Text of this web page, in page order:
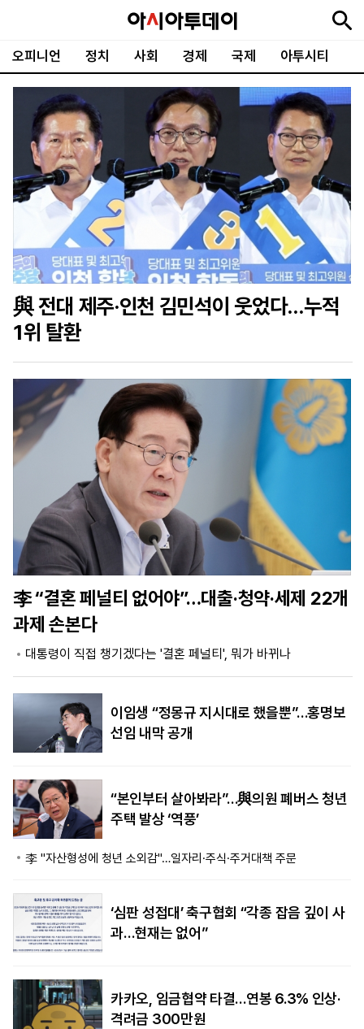
오피니언 정치 사회 경제 국제 아투시티
뉴
스
최
신
속
보
정
치
사
회
경
제
국
제
오
피
니
언
피
플
아
투
시
티
문
화
스
포
츠
포
토
ENGLISH
中
文
Tiếng
Việt
지
면
기
신
문
독
후
원
기
제
보
시
회
사
개
앱
설
마
켓
파
운
세
골
프
與 전대 제주·인천 김민석이 웃었다…누적
1위 탈환
李 “결혼 페널티 없어야”…대출·청약·세제 22개
과제 손본다
대통령이 직접 챙기겠다는 '결혼 페널티', 뭐가 바뀌나
이임생 “정몽규 지시대로 했을뿐”…홍명보
선임 내막 공개
“본인부터 살아봐라”…與의원 폐버스 청년
주택 발상 ‘역풍’
李 "자산형성에 청년 소외감"…일자리·주식·주거대책 주문
‘심판 성접대’ 축구협회 “각종 잡음 깊이 사
과…현재는 없어”
카카오, 임금협약 타결…연봉 6.3% 인상·
격려금 300만원